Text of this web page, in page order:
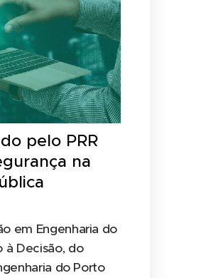
pelo PRR
na
em Engenharia do
à Decisão, do
do Porto